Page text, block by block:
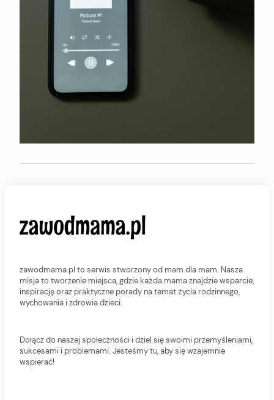
zawodmama.pl to serwis stworzony od mam dla mam. Nasza
misja to tworzenie miejsca, gdzie każda mama znajdzie wsparcie,
inspirację oraz praktyczne porady na temat życia rodzinnego,
wychowania i zdrowia dzieci.
Dołącz do naszej społeczności i dziel się swoimi przemyśleniami,
sukcesami i problemami. Jesteśmy tu, aby się wzajemnie
wspierać!